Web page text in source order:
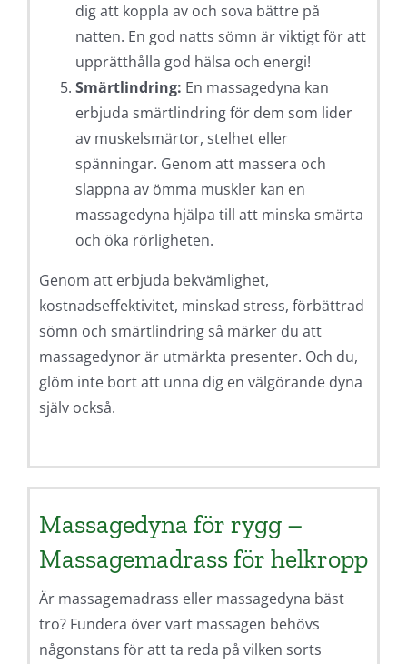
dig att koppla av och sova bättre på
natten. En god natts sömn är viktigt för att
upprätthålla god hälsa och energi!
Smärtlindring: En massagedyna kan
erbjuda smärtlindring för dem som lider
av muskelsmärtor, stelhet eller
spänningar. Genom att massera och
slappna av ömma muskler kan en
massagedyna hjälpa till att minska smärta
och öka rörligheten.
Genom att erbjuda bekvämlighet,
kostnadseffektivitet, minskad stress, förbättrad
sömn och smärtlindring så märker du att
massagedynor är utmärkta presenter. Och du,
glöm inte bort att unna dig en välgörande dyna
själv också.
Massagedyna för rygg –
Massagemadrass för helkropp
Är massagemadrass eller massagedyna bäst
tro? Fundera över vart massagen behövs
någonstans för att ta reda på vilken sorts